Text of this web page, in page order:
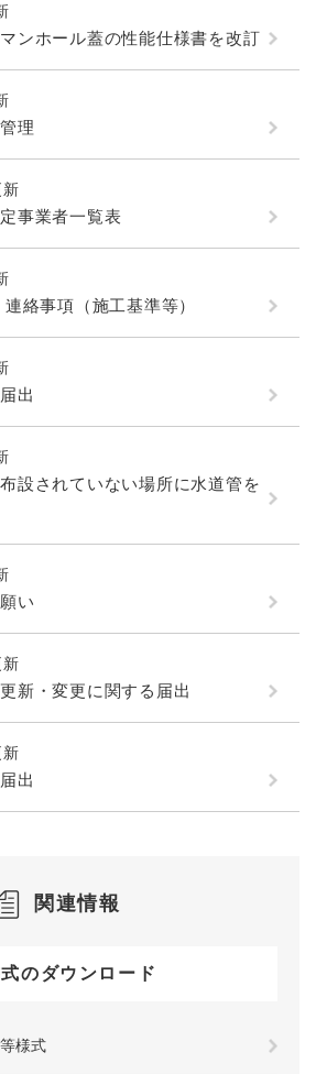
ンホール蓋の性能仕様書を改訂
理
事業者一覧表
絡事項（施工基準等）
出
設されていない場所に水道管を
い
新・変更に関する届出
出
関連情報
のダウンロード
様式